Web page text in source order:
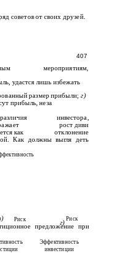
советов от своих друзей.
407
мероприятиям,
удастся лишь избежать
размер прибыли;г)
прибыль, неза­
инвестора,
рост диви­
как отклонение
Как должны выгля­ деть
г)
Риск
Риск
предложение при
Эффективность
инвестиции